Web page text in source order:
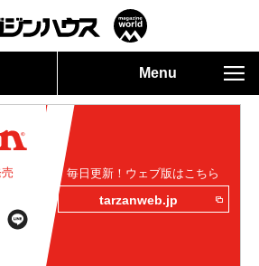
Menu
毎日更新！ウェブ版はこちら
tarzanweb.jp